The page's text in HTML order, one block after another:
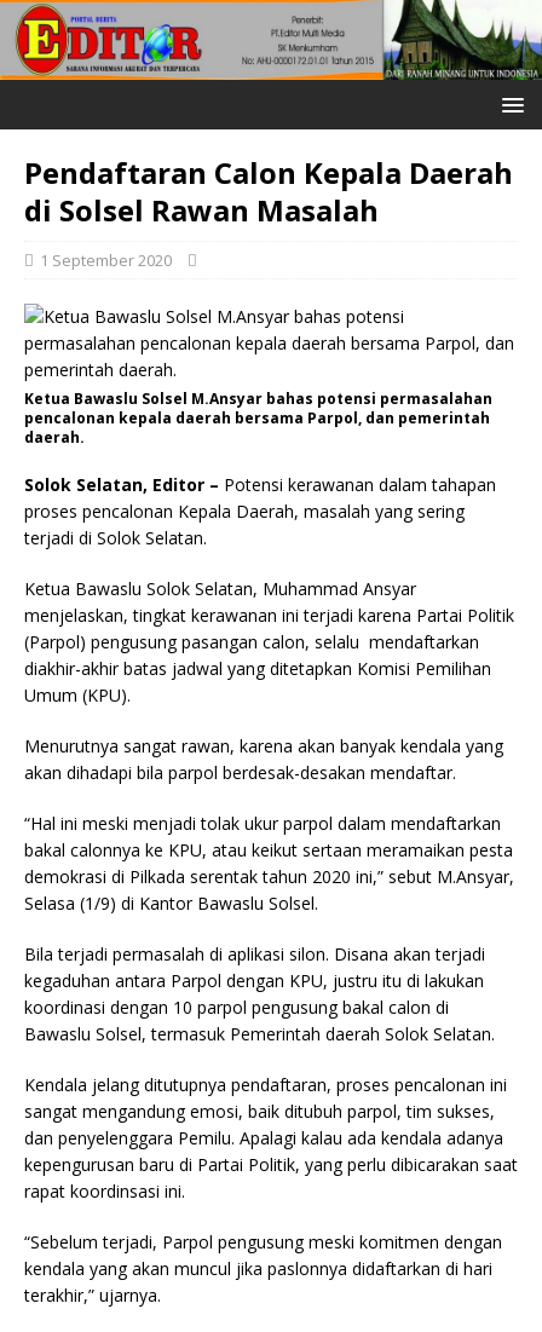
Pendaftaran Calon Kepala Daerah
di Solsel Rawan Masalah
1 September 2020
Ketua Bawaslu Solsel M.Ansyar bahas potensi permasalahan
pencalonan kepala daerah bersama Parpol, dan pemerintah
daerah.
Solok Selatan, Editor – Potensi kerawanan dalam tahapan
proses pencalonan Kepala Daerah, masalah yang sering
terjadi di Solok Selatan.
Ketua Bawaslu Solok Selatan, Muhammad Ansyar
menjelaskan, tingkat kerawanan ini terjadi karena Partai Politik
(Parpol) pengusung pasangan calon, selalu mendaftarkan
diakhir-akhir batas jadwal yang ditetapkan Komisi Pemilihan
Umum (KPU).
Menurutnya sangat rawan, karena akan banyak kendala yang
akan dihadapi bila parpol berdesak-desakan mendaftar.
“Hal ini meski menjadi tolak ukur parpol dalam mendaftarkan
bakal calonnya ke KPU, atau keikut sertaan meramaikan pesta
demokrasi di Pilkada serentak tahun 2020 ini,” sebut M.Ansyar,
Selasa (1/9) di Kantor Bawaslu Solsel.
Bila terjadi permasalah di aplikasi silon. Disana akan terjadi
kegaduhan antara Parpol dengan KPU, justru itu di lakukan
koordinasi dengan 10 parpol pengusung bakal calon di
Bawaslu Solsel, termasuk Pemerintah daerah Solok Selatan.
Kendala jelang ditutupnya pendaftaran, proses pencalonan ini
sangat mengandung emosi, baik ditubuh parpol, tim sukses,
dan penyelenggara Pemilu. Apalagi kalau ada kendala adanya
kepengurusan baru di Partai Politik, yang perlu dibicarakan saat
rapat koordinsasi ini.
“Sebelum terjadi, Parpol pengusung meski komitmen dengan
kendala yang akan muncul jika paslonnya didaftarkan di hari
terakhir,” ujarnya.